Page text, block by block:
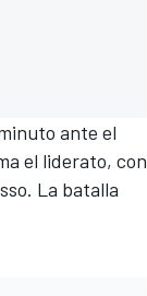
ante el
el liderato, con
La batalla